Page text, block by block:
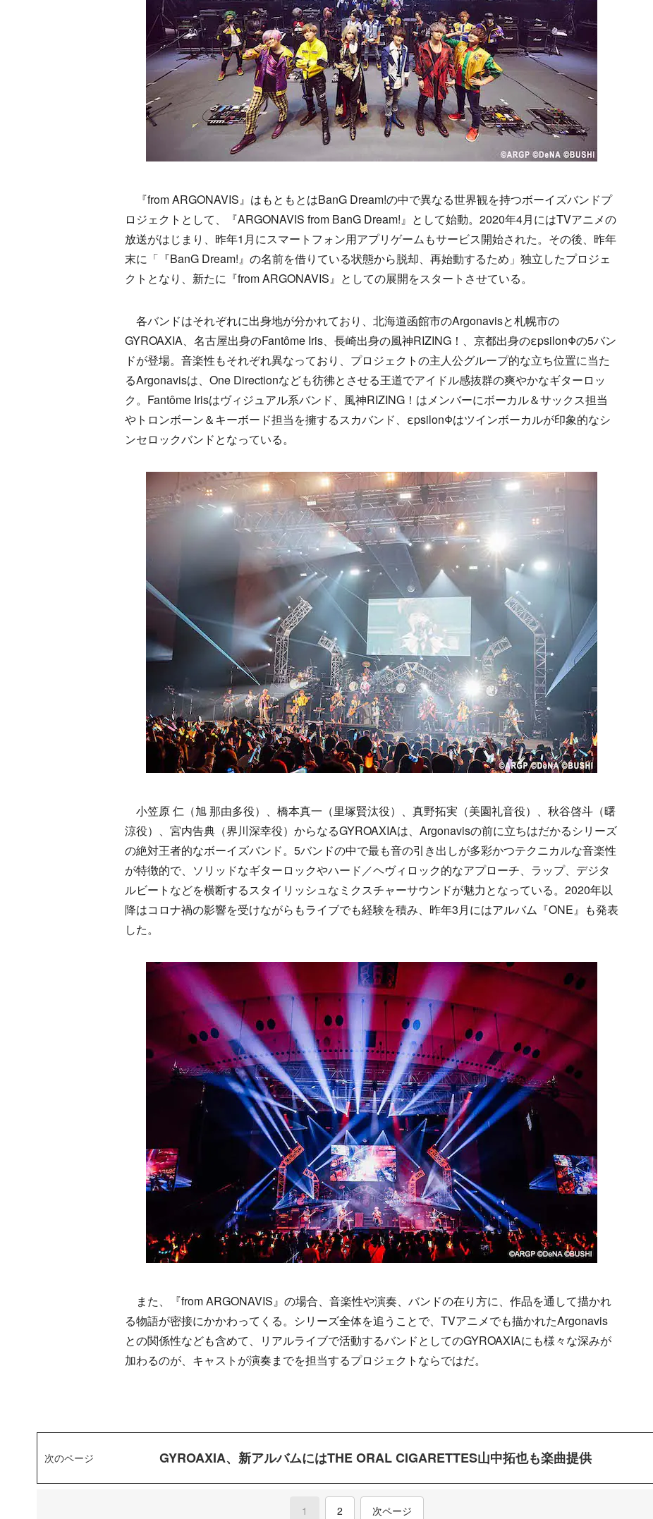
『from ARGONAVIS』はもともとはBanG Dream!の中で異なる世界観を持つボーイズバンドプ
ロジェクトとして、『ARGONAVIS from BanG Dream!』として始動。2020年4月にはTVアニメの
放送がはじまり、昨年1月にスマートフォン用アプリゲームもサービス開始された。その後、昨年
末に「『BanG Dream!』の名前を借りている状態から脱却、再始動するため」独立したプロジェ
クトとなり、新たに『from ARGONAVIS』としての展開をスタートさせている。
各バンドはそれぞれに出身地が分かれており、北海道函館市のArgonavisと札幌市の
GYROAXIA、名古屋出身のFantôme Iris、長崎出身の風神RIZING！、京都出身のεpsilonΦの5バン
ドが登場。音楽性もそれぞれ異なっており、プロジェクトの主人公グループ的な立ち位置に当た
るArgonavisは、One Directionなども彷彿とさせる王道でアイドル感抜群の爽やかなギターロッ
ク。Fantôme Irisはヴィジュアル系バンド、風神RIZING！はメンバーにボーカル＆サックス担当
やトロンボーン＆キーボード担当を擁するスカバンド、εpsilonΦはツインボーカルが印象的なシ
ンセロックバンドとなっている。
小笠原 仁（旭 那由多役）、橋本真一（里塚賢汰役）、真野拓実（美園礼音役）、秋谷啓斗（曙
涼役）、宮内告典（界川深幸役）からなるGYROAXIAは、Argonavisの前に立ちはだかるシリーズ
の絶対王者的なボーイズバンド。5バンドの中で最も音の引き出しが多彩かつテクニカルな音楽性
が特徴的で、ソリッドなギターロックやハード／ヘヴィロック的なアプローチ、ラップ、デジタ
ルビートなどを横断するスタイリッシュなミクスチャーサウンドが魅力となっている。2020年以
降はコロナ禍の影響を受けながらもライブでも経験を積み、昨年3月にはアルバム『ONE』も発表
した。
また、『from ARGONAVIS』の場合、音楽性や演奏、バンドの在り方に、作品を通して描かれ
る物語が密接にかかわってくる。シリーズ全体を追うことで、TVアニメでも描かれたArgonavis
との関係性なども含めて、リアルライブで活動するバンドとしてのGYROAXIAにも様々な深みが
加わるのが、キャストが演奏までを担当するプロジェクトならではだ。
次のページ GYROAXIA、新アルバムにはTHE ORAL CIGARETTES山中拓也も楽曲提供
1 (current)
2 次ページ